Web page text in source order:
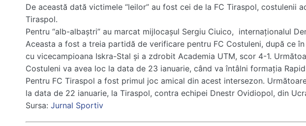
De această dată victimele “leilor” au fost cei de la FC Tiraspol, costulenii
Tiraspol.
Pentru “alb-albaştri” au marcat mijlocaşul Sergiu Ciuico, internaţionalul
Aceasta a fost a treia partidă de verificare pentru FC Costuleni, după ce
cu vicecampioana Iskra-Stal şi a zdrobit Academia UTM, scor 4-1.
Costuleni va avea loc la data de 23 ianuarie, când va întâlni formaţia
Pentru FC Tiraspol a fost primul joc amical din acest intersezon.
la data de 22 ianuarie, la Tiraspol, contra echipei Dnestr Ovidiopol, din
Sursa: Jurnal Sportiv